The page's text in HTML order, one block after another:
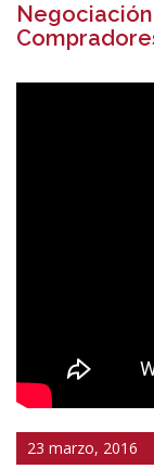
23 marzo, 2016